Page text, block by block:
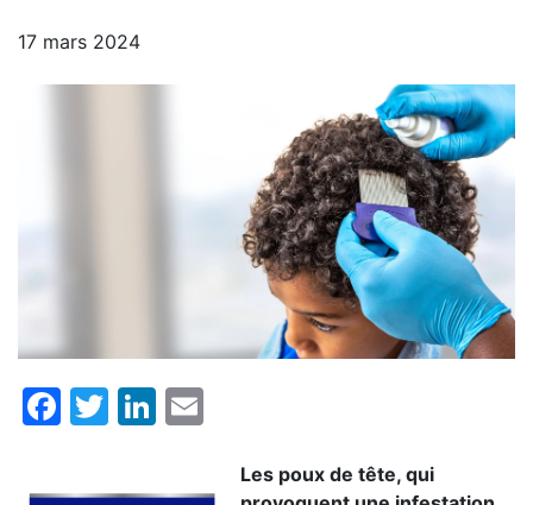
17 mars 2024
Facebook
TwitterLinkedIn
Les poux de tête, qui